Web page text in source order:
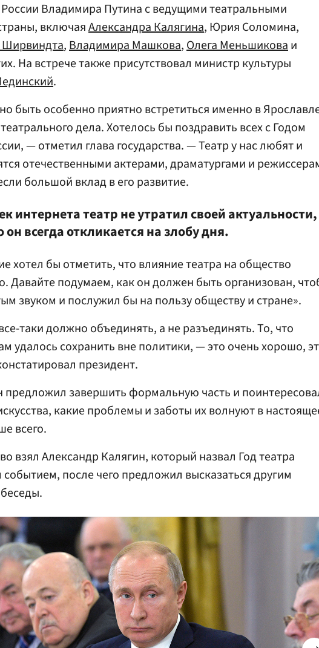
Владимира Путина с ведущими театральными
включаяАлександра Калягина, Юрия Соломина,
Ширвиндта,Владимира Машкова,Олега Меньшиковаи
На встрече также присутствовал министр культуры
.
быть особенно приятно встретиться именно в
дела. Хотелось бы поздравить всех с Годом
— отметил глава государства. — Театр у нас любят и
отечественными актерами, драматургами и
большой вклад в его развитие.
интернета театр не утратил своей актуальности,
он всегда откликается на злобу дня.
хотел бы отметить, что влияние театра на общество
Давайте подумаем, как он должен быть организован,
звуком и послужил бы на пользу обществу и стране».
таки должно объединять, а не разъединять. То, что
удалось сохранить вне политики, — это очень хорошо,
президент.
предложил завершить формальную часть и
какие проблемы и заботы их волнуют в
всего.
взял Александр Калягин, который назвал Год театра
после чего предложил высказаться другим